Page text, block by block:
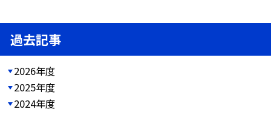
過去記事
2026年度
2025年度
2024年度